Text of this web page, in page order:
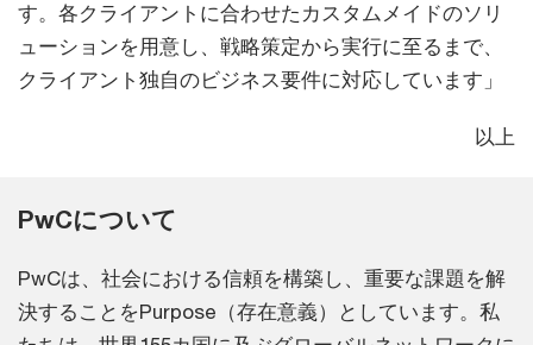
す。各クライアントに合わせたカスタムメイドのソリ
ューションを用意し、戦略策定から実行に至るまで、
クライアント独自のビジネス要件に対応しています」
以上
PwCについて
PwCは、社会における信頼を構築し、重要な課題を解
決することをPurpose（存在意義）としています。私